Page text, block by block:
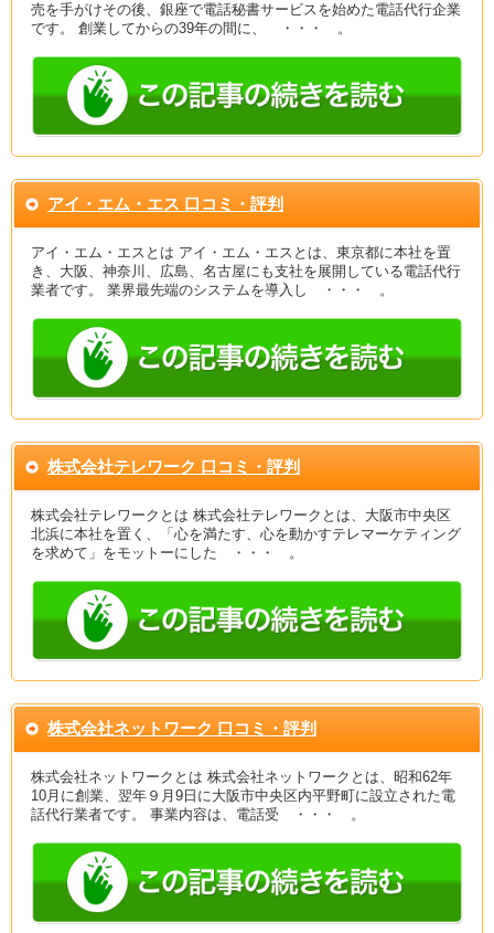
売を手がけその後、銀座で電話秘書サービスを始めた電話代行企業
です。 創業してからの39年の間に、 ・・・ 。
アイ・エム・エス 口コミ・評判
アイ・エム・エスとは アイ・エム・エスとは、東京都に本社を置
き、大阪、神奈川、広島、名古屋にも支社を展開している電話代行
業者です。 業界最先端のシステムを導入し ・・・ 。
株式会社テレワーク 口コミ・評判
株式会社テレワークとは 株式会社テレワークとは、大阪市中央区
北浜に本社を置く、「心を満たす、心を動かすテレマーケティング
を求めて」をモットーにした ・・・ 。
株式会社ネットワーク 口コミ・評判
株式会社ネットワークとは 株式会社ネットワークとは、昭和62年
10月に創業、翌年９月9日に大阪市中央区内平野町に設立された電
話代行業者です。 事業内容は、電話受 ・・・ 。